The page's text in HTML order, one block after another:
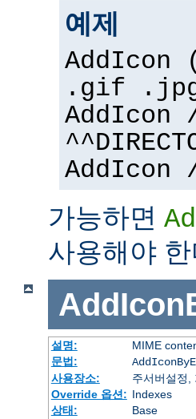
예제
AddIcon
.gif .jpg
AddIcon
AddIcon
가능하면
사용해야 한
설명:
MIME
문법:
사용장소:
주서버설정,
Override 옵션: Indexes
상태:
Base